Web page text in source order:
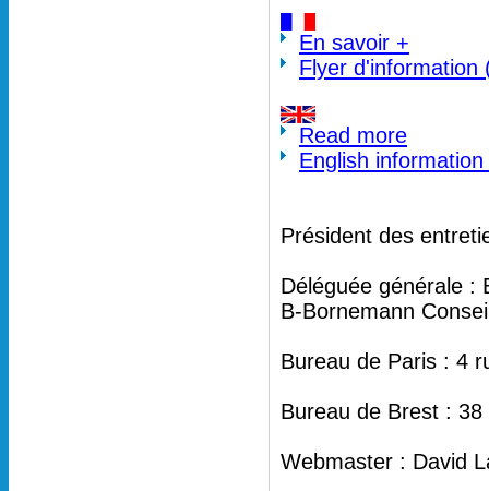
En savoir +
Flyer d'information
Read more
English
Président des
Déléguée générale :
B-Bornemann
Bureau de Paris : 4
Bureau de Brest :
Webmaster : David